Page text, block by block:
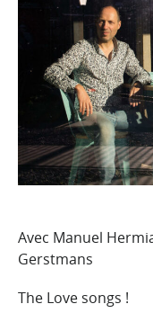
Avec Manuel
Gerstmans
The Love songs !